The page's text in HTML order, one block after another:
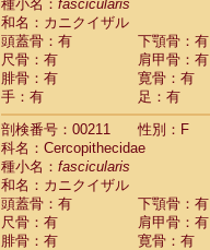
種小名： fascicularis
和名：カニクイザル
頭蓋骨：有
下顎骨：有
尺骨：有
肩甲骨：有
腓骨：有
寛骨：有
手：有
足：有
剖検番号：00211
性別：F
科名：Cercopithecidae
種小名： fascicularis
和名：カニクイザル
頭蓋骨：有
下顎骨：有
尺骨：有
肩甲骨：有
腓骨：有
寛骨：有